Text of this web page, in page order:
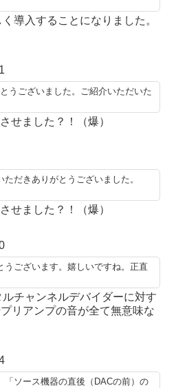
導入することになりました。
うございました。ご紹介いただいた
せました？！（爆）
ただきありがとうございました。
せました？！（爆）
うございます。嬉しいですね。正直
チャンネルデバイダーに対す
リアンプの音が全て無意味な
「ソース機器の直後（DACの前）の